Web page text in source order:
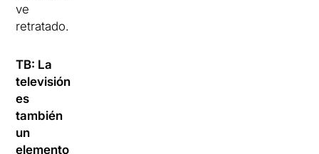
ve
retratado.
TB: La
televisión
es
también
un
elemento